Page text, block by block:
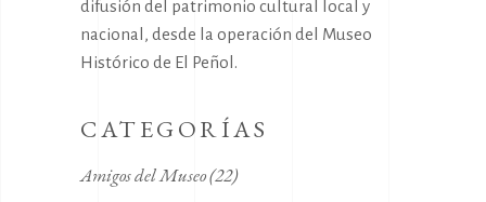
difusión del patrimonio cultural local y
nacional, desde la operación del Museo
Histórico de El Peñol.
CATEGORÍAS
Amigos del Museo(22)